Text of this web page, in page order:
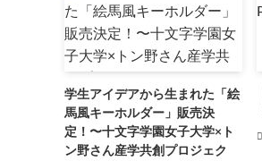
学生アイデアから生まれた「絵
馬風キーホルダー」販売決
定！〜十文字学園女子大学×ト
ン野さん産学共創プロジェク